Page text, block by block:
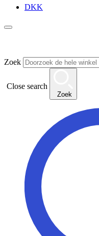
DKK
Zoek
Close search
Zoek